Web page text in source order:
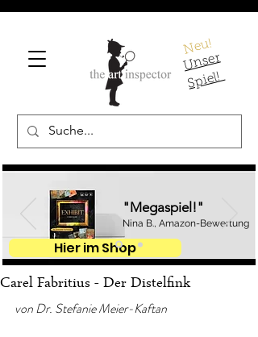
Neu!
U
ns
er
S
pi
el!
"Megaspiel!"
Nina B., Amazon-Bewertung
Hier im Shop
Carel Fabritius - Der Distelfink
von Dr. Stefanie Meier-Kaftan